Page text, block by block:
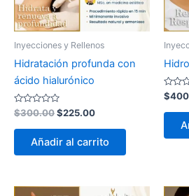
Inyecciones y Rellenos
Hidratación profunda con
ácido hialurónico
Valorado
con
0
$300.00$225.00
Añadir al carrito
con
0
$